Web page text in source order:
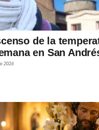
de la
en San
2026